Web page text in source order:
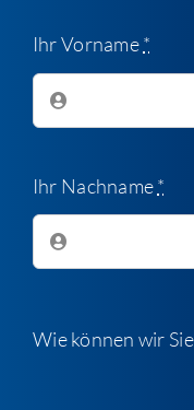
Ihr Vorname*
Ihr Nachname*
Wie können wir